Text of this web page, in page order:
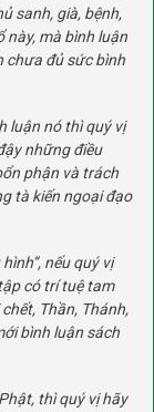
sanh, già, bệnh,
mà bình luận
chưa đủ sức bình
luận nó thì quý vị
những điều
phận và trách
tà kiến ngoại đạo
nếu quý vị
có trí tuệ tam
Thần, Thánh,
bình luận sách
thì quý vị hãy